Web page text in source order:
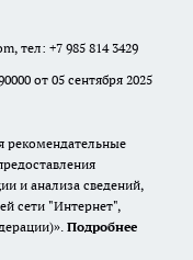
тел: +7 985 814 3429
от 05 сентября 2025
рекомендательные
и анализа сведений,
сети "Интернет",
Подробнее